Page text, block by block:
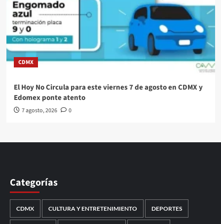
CDMX
El Hoy No Circula para este viernes 7 de agosto en CDMX y
Edomex ponte atento
7 agosto, 2026 0
Categorías
CDMX CULTURA Y ENTRETENIMIENTO DEPORTES